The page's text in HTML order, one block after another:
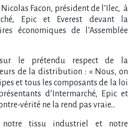
Facon, président de l’Ilec, à
Epic et Everest devant la
économiques de l’Assemblée
sur le prétendu respect de la
de la distribution : « Nous, on
et tous les composants de la loi
d’Intermarché, Epic et
vérité ne la rend pas vraie…
notre tissu industriel et notre